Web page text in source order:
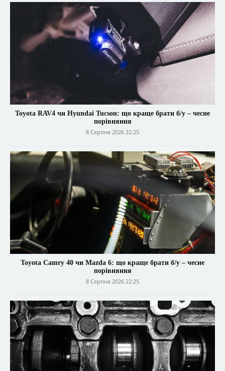
Toyota RAV4 чи Hyundai Tucson: що краще брати б/у – чесне
порівняння
8 Серпня 2026 22:25
Toyota Camry 40 чи Mazda 6: що краще брати б/у – чесне
порівняння
8 Серпня 2026 22:25